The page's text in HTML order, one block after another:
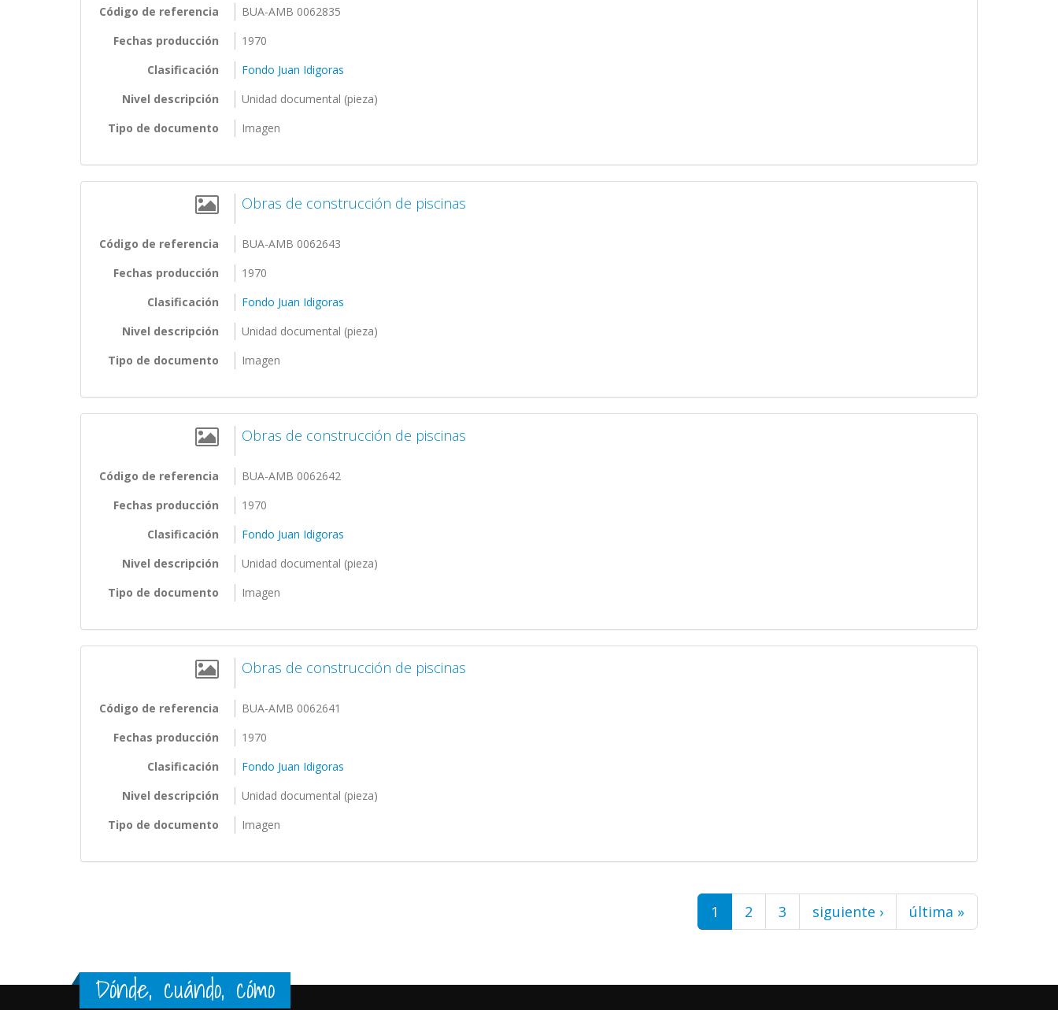
Código de referencia
BUA-AMB 0062835
Fechas producción
1970
Clasificación
Fondo Juan Idigoras
Nivel descripción
Unidad documental (pieza)
Tipo de documento
Imagen
Obras de construcción de piscinas
Código de referencia
BUA-AMB 0062643
Fechas producción
1970
Clasificación
Fondo Juan Idigoras
Nivel descripción
Unidad documental (pieza)
Tipo de documento
Imagen
Obras de construcción de piscinas
Código de referencia
BUA-AMB 0062642
Fechas producción
1970
Clasificación
Fondo Juan Idigoras
Nivel descripción
Unidad documental (pieza)
Tipo de documento
Imagen
Obras de construcción de piscinas
Código de referencia
BUA-AMB 0062641
Fechas producción
1970
Clasificación
Fondo Juan Idigoras
Nivel descripción
Unidad documental (pieza)
Tipo de documento
Imagen
1 2 3 siguiente › última »
Dónde, cuándo, cómo